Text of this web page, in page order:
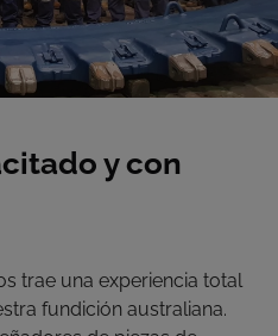
y con
trae una experiencia total
fundición australiana.